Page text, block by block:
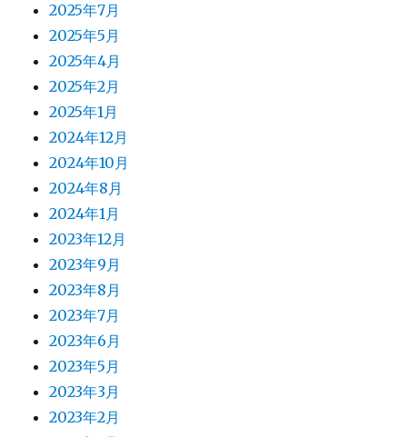
2025年7月
2025年5月
2025年4月
2025年2月
2025年1月
2024年12月
2024年10月
2024年8月
2024年1月
2023年12月
2023年9月
2023年8月
2023年7月
2023年6月
2023年5月
2023年3月
2023年2月